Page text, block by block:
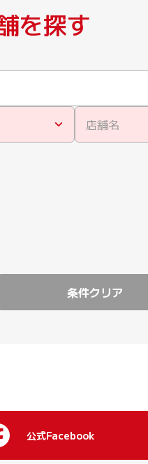
を探す
店舗名
条件クリア
公式Facebook